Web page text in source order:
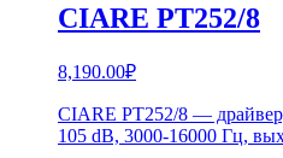
CIARE PT252/8
8,190.00₽
CIARE PT252/8 —
105 dB, 3000-16000 Гц,